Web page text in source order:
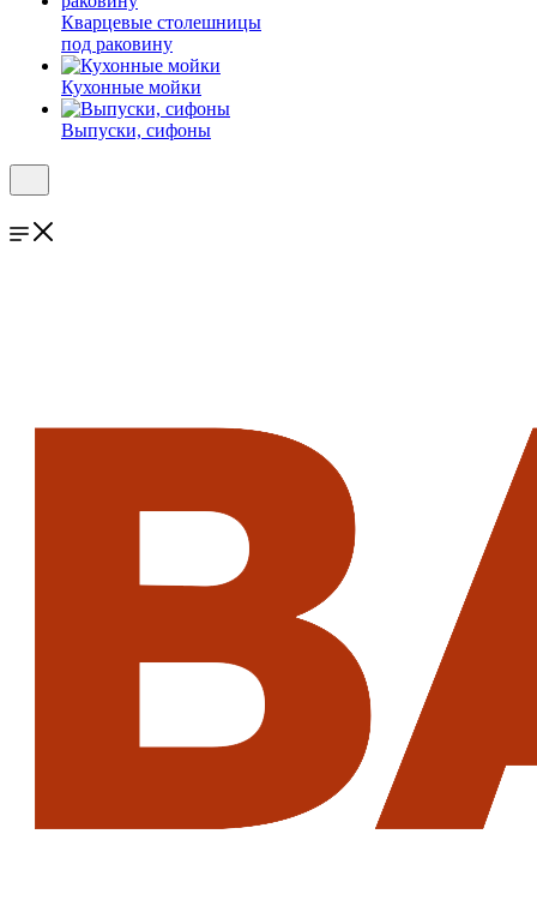
Кварцевые столешницы
под раковину
Кухонные мойки
Выпуски, сифоны